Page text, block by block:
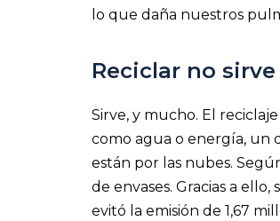
lo que daña nuestros
Reciclar no
Sirve, y mucho. El
como agua o energía, un
están por las nubes.
de envases. Gracias a
evitó la emisión de 1,67